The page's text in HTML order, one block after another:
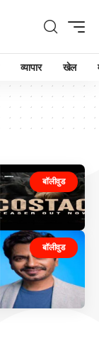
व्यापार खेल
बॉलीवुड
बॉलीवुड